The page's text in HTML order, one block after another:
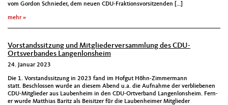
vom Gor­don Schnieder, dem neuen CDU-Frak­tionsvor­sitzen­den […]
mehr
Vorstandssitzung und Mitgliederversammlung des CDU-
Ortsverbandes Langenlonsheim
24. Januar 2023
Die 1. Vor­standssitzung in 2023 fand im Hofgut Höhn-Zim­mer­mann
statt. Beschlossen wurde an diesem Abend u.a. die Auf­nahme der verbliebe­nen
CDU-Mit­glieder aus Lauben­heim in den CDU-Ortver­band Lan­gen­lon­sheim. Fern­
er wurde Matthias Baritz als Beisitzer für die Lauben­heimer Mit­glieder